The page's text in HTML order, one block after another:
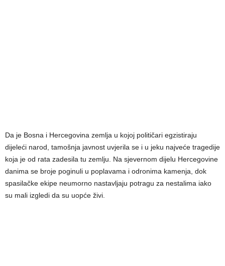
Da je Bosna i Hercegovina zemlja u kojoj političari egzistiraju
dijeleći narod, tamošnja javnost uvjerila se i u jeku najveće tragedije
koja je od rata zadesila tu zemlju. Na sjevernom dijelu Hercegovine
danima se broje poginuli u poplavama i odronima kamenja, dok
spasilačke ekipe neumorno nastavljaju potragu za nestalima iako
su mali izgledi da su uopće živi.